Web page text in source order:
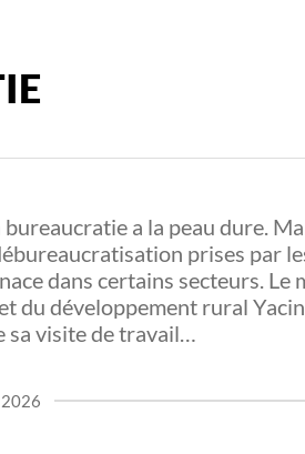
bureaucratie a la peau dure.
prises par
dans certains secteurs. Le
du développement rural
sa visite de travail…